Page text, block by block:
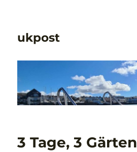
ukpost
3 Tage, 3 Gärten